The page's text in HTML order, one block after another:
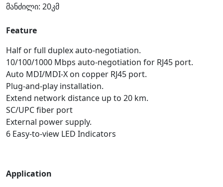
მანძილი: 20კმ
Feature
Half or full duplex auto-negotiation.
10/100/1000 Mbps auto-negotiation for RJ45 port.
Auto MDI/MDI-X on copper RJ45 port.
Plug-and-play installation.
Extend network distance up to 20 km.
SC/UPC fiber port
External power supply.
6 Easy-to-view LED Indicators
Application